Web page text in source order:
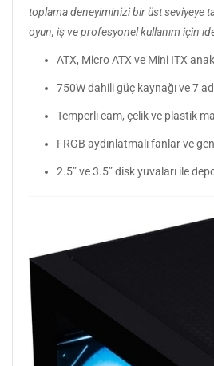
toplama deneyiminizi bir üst seviyeye
oyun, iş ve profesyonel kullanım için
ATX, Micro ATX ve Mini ITX
750W dahili güç kaynağı ve 7
Temperli cam, çelik ve plastik
FRGB aydınlatmalı fanlar ve
2.5” ve 3.5” disk yuvaları ile